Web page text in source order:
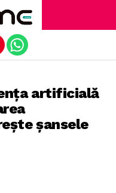
artificială
şansele